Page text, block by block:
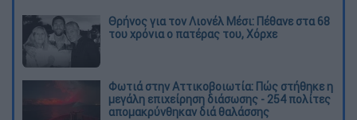
Θρήνος για τον Λιονέλ Μέσι: Πέθανε στα 68
του χρόνια ο πατέρας του, Χόρχε
Φωτιά στην Αττικοβοιωτία: Πώς στήθηκε η
μεγάλη επιχείρηση διάσωσης - 254 πολίτες
απομακρύνθηκαν διά θαλάσσης